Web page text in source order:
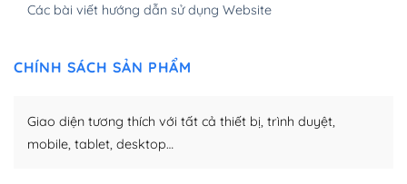
– Dễ dàng tùy chỉnh, sửa chữa
Khi bạn sử dụng WordPress, thì vấn đề giao diện của
trở nên hấp dẫn và đơn giản hơn.
Các bài viết hướng dẫn sử dụng Website
CHÍNH SÁCH SẢN PHẨM
Giao diện tương thích với tất cả thiết bị, trình duyệt,
mobile, tablet, desktop…